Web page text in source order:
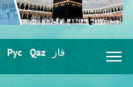
Рус Qaz قاز